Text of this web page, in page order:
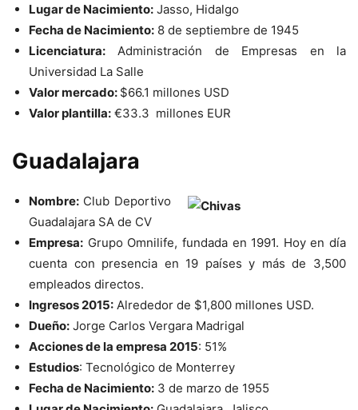
Lugar de Nacimiento: Jasso, Hidalgo
Fecha de Nacimiento: 8 de septiembre de 1945
Licenciatura: Administración de Empresas en la
Universidad La Salle
Valor mercado: $66.1 millones USD
Valor plantilla: €33.3 millones EUR
Guadalajara
Nombre: Club Deportivo
Guadalajara SA de CV
Empresa: Grupo Omnilife, fundada en 1991. Hoy en día
cuenta con presencia en 19 países y más de 3,500
empleados directos.
Ingresos 2015: Alrededor de $1,800 millones USD.
Dueño: Jorge Carlos Vergara Madrigal
Acciones de la empresa 2015: 51%
Estudios: Tecnológico de Monterrey
Fecha de Nacimiento: 3 de marzo de 1955